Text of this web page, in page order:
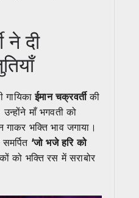
ने दी
गायिकाईमान चक्रवर्तीकी
माँ भगवती को
भक्ति भाव जगाया।
‘जो भजे हरि को
को भक्ति रस में सराबोर